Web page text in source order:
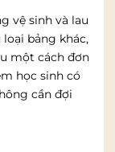
vệ sinh và lau
bảng khác,
một cách đơn
học sinh có
cần đợi